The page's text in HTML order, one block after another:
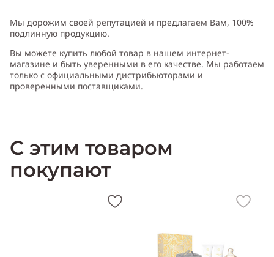
Cодержит ноты:лимон, яблоко, водяная лилия, фрезия,
фрукты, кедр, мускус, сандаловое дерево
Мы дорожим своей репутацией и предлагаем Вам, 100%
подлинную продукцию.
Вы можете купить любой товар в нашем интернет-
магазине и быть уверенными в его качестве. Мы работаем
только с официальными дистрибьюторами и
проверенными поставщиками.
С этим товаром
покупают